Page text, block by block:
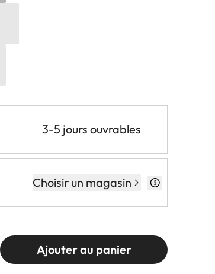
3-5 jours ouvrables
Choisir un magasin
Ajouter au panier